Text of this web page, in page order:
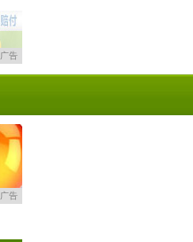
广告
广告